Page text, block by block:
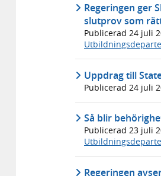
Regeringen ger
slutprov som
Publicerad 24 juli
Uppdrag till
Publicerad 24 juli
Så blir
Publicerad 23 juli
Regeringen